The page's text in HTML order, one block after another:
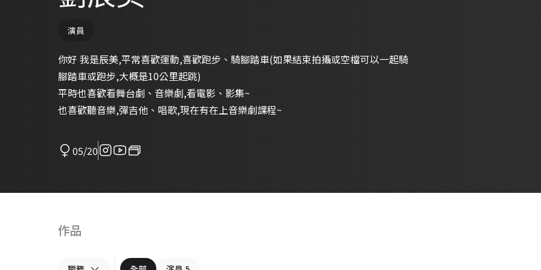
演員
你好 我是辰美,平常喜歡運動,喜歡跑步、騎腳踏車(如果結束拍攝或空檔可以一起騎
腳踏車或跑步,大概是10公里起跳)
平時也喜歡看舞台劇、音樂劇,看電影、影集~
也喜歡聽音樂,彈吉他、唱歌,現在有在上音樂劇課程~
05/20
作品